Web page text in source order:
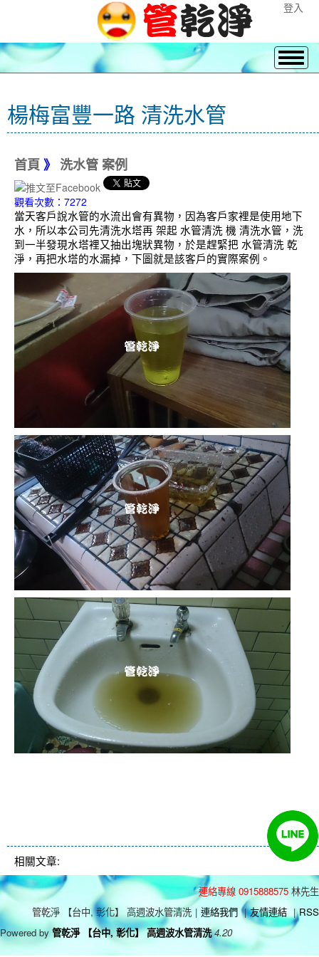
登入
楊梅富豐一路 清洗水管
首頁 》 洗水管 案例
觀看次數：7272
當天客戶說水管的水流出會有異物，因為客戶家裡是使用地下
水，所以本公司先清洗水塔再 架起 水管清洗 機 清洗水管，洗
到一半發現水塔裡又抽出塊狀異物，於是趕緊把 水管清洗 乾
淨，再把水塔的水漏掉，下圖就是該客戶的實際案例。
相關文章:
連絡專線 0915888575 林先生
管乾淨 【台中, 彰化】 高週波水管清洗 | 連絡我們 | 友情連結 | RSS
Powered by 管乾淨 【台中, 彰化】 高週波水管清洗 4.20